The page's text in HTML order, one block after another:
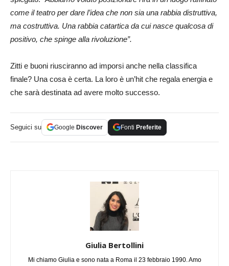
come il teatro per dare l’idea che non sia una rabbia distruttiva,
ma costruttiva. Una rabbia catartica da cui nasce qualcosa di
positivo, che spinge alla rivoluzione”.
Zitti e buoni riusciranno ad imporsi anche nella classifica
finale? Una cosa è certa. La loro è un’hit che regala energia e
che sarà destinata ad avere molto successo.
Seguici su Google Discover Fonti Preferite
Giulia Bertollini
Mi chiamo Giulia e sono nata a Roma il 23 febbraio 1990. Amo